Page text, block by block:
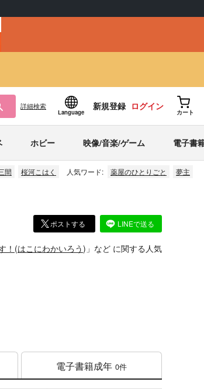
詳細検索
Language
新規登録 ログイン
カート
ホビー 映像/音楽/ゲーム 電子書
間 桜河こはく 人気ワード: 薬屋のひとりごと 夢主
ポストする LINEで送る
！ (はこにわかいろう)」 など に関する人気
電子書籍成年 0件